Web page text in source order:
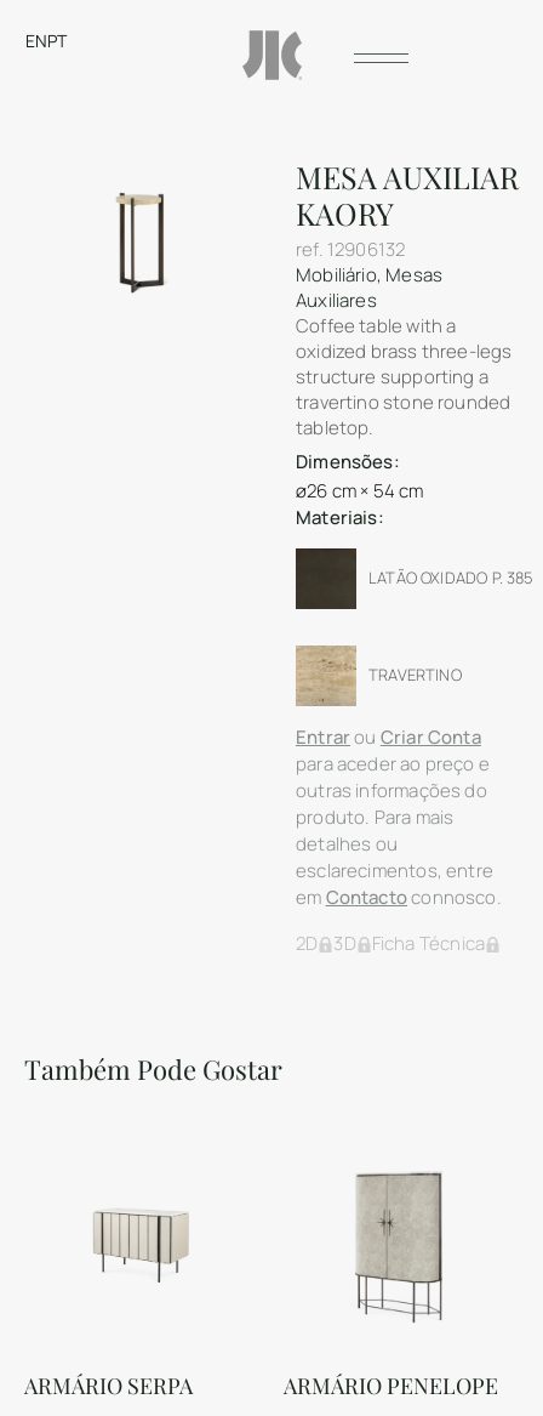
ENPT
MESA AUXILIAR
KAORY
ref. 12906132
Mobiliário, Mesas
Auxiliares
Coffee table with a
oxidized brass three-legs
structure supporting a
travertino stone rounded
tabletop.
Dimensões:
ø26 cm × 54 cm
Materiais:
LATÃO OXIDADO P. 385
TRAVERTINO
Entrarou Criar Conta
para aceder ao preço e
outras informações do
produto. Para mais
detalhes ou
esclarecimentos, entre
emContactoconnosco.
2D
3D Ficha Técnica
Também Pode Gostar
ARMÁRIO SERPA ARMÁRIO PENELOPE